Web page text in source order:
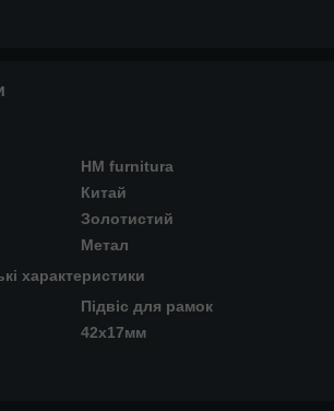
HM furnitura
Китай
Золотистий
Метал
характеристики
Підвіс для рамок
42х17мм